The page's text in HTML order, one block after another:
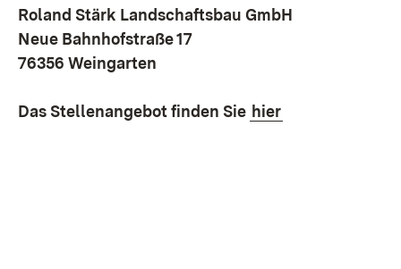
Roland Stärk Landschaftsbau GmbH
Neue Bahnhofstraße 17
76356 Weingarten
Das Stellenangebot finden Sie hier